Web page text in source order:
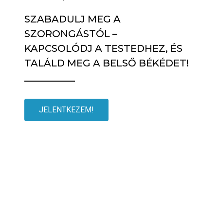
SZABADULJ MEG A
SZORONGÁSTÓL –
KAPCSOLÓDJ A TESTEDHEZ, ÉS
TALÁLD MEG A BELSŐ BÉKÉDET!
JELENTKEZEM!